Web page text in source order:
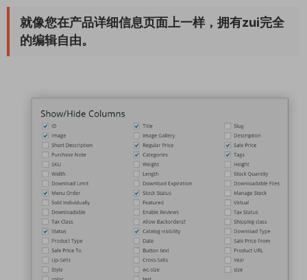
就像您在产品详细信息页面上一样，拥有zui完全
的编辑自由。